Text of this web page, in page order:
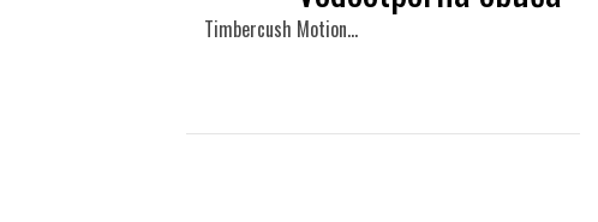
Timbercush Motion…